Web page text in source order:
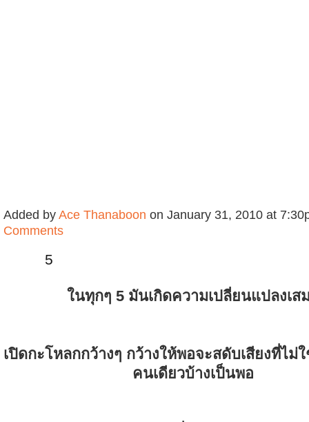
Added by Ace Thanaboon on January 31, 2010 at
Comments
5
ในทุกๆ 5 มันเกิดความเปลี่ยนแปลงเส
เปิดกะโหลกกว้างๆ กว้างให้พอจะสดับเสียงที่ไม่
คนเดียวบ้างเป็นพอ